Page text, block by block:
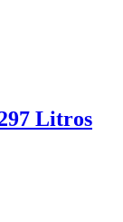
Litros